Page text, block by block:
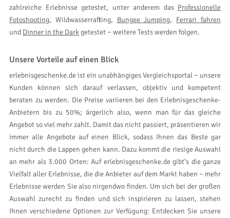
zahlreiche Erlebnisse getestet, unter anderem das Professionelle
Fotoshooting, Wildwasserrafting, Bungee Jumping, Ferrari fahren
und Dinner in the Darkgetestet − weitere Tests werden folgen.
Unsere Vorteile auf einen Blick
erlebnisgeschenke.de ist ein unabhängiges Vergleichsportal − unsere
Kunden können sich darauf verlassen, objektiv und kompetent
beraten zu werden. Die Preise variieren bei den Erlebnisgeschenke-
Anbietern bis zu 50%; ärgerlich also, wenn man für das gleiche
Angebot so viel mehr zahlt. Damit das nicht passiert, präsentieren wir
immer alle Angebote auf einen Blick, sodass Ihnen das Beste gar
nicht durch die Lappen gehen kann. Dazu kommt die riesige Auswahl
an mehr als 3.000 Orten: Auf erlebnisgeschenke.de gibt‘s die ganze
Vielfalt aller Erlebnisse, die die Anbieter auf dem Markt haben − mehr
Erlebnisse werden Sie also nirgendwo finden. Um sich bei der großen
Auswahl zurecht zu finden und sich inspirieren zu lassen, stehen
Ihnen verschiedene Optionen zur Verfügung: Entdecken Sie unsere